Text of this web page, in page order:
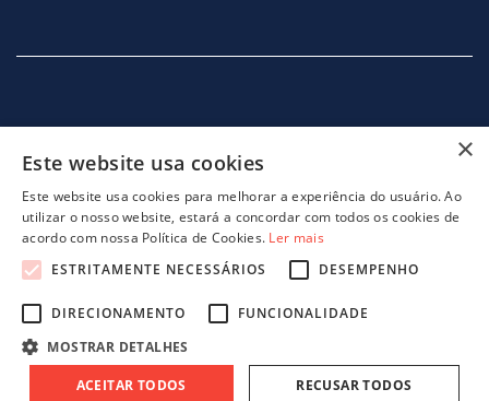
INÍCIO EMPRESA SERVIÇOS
projeto 46082 - GreenShoes 4.0 projeto 38470 - ADDITIVE.PIM
×
Este website usa cookies
Este website usa cookies para melhorar a experiência do usuário. Ao
utilizar o nosso website, estará a concordar com todos os cookies de
acordo com nossa Política de Cookies. Ler mais
ESTRITAMENTE NECESSÁRIOS
DESEMPENHO
DIRECIONAMENTO
FUNCIONALIDADE
MOSTRAR DETALHES
ACEITAR TODOS RECUSAR TODOS